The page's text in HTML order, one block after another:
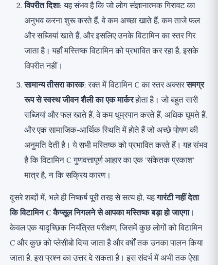
विपरीत दिशा: यह संभव है कि जो लोग संज्ञानात्मक गिरावट का
अनुभव करना शुरू करते हैं, वे कम अच्छा खाते हैं, कम ताजे फल
और सब्जियां खाते हैं, और इसलिए उनके विटामिन का स्तर गिर
जाता है। यहाँ मस्तिष्क विटामिन को प्रभावित कर रहा है, इसके
विपरीत नहीं।
सामान्य तीसरा कारक: रक्त में विटामिन C का स्तर अक्सरसमग्र
रूप से स्वस्थ जीवन शैली का एक मार्करहोता है। जो बहुत सारी
सब्जियां और फल खाते हैं, वे कम धूम्रपान करते हैं, अधिक घूमते हैं,
और एक सामाजिक-आर्थिक स्थिति में होते हैं जो अच्छे पोषण की
अनुमति देती है। ये सभी मस्तिष्क को प्रभावित करते हैं। यह संभव
है कि विटामिन C गुणवत्तापूर्ण आहार का एक 'संकेतक प्रकाश'
मात्र है, न कि सक्रिय कारण।
दूसरे शब्दों में, भले ही निष्कर्ष पूरी तरह से सत्य हो, यहगारंटी नहीं देता
कि विटामिन C कैप्सूल निगलने से आपका मस्तिष्क बड़ा हो जाएगा।
केवल एक यादृच्छिक नियंत्रित परीक्षण, जिसमें कुछ लोगों को विटामिन
C और कुछ को प्लेसीबो दिया जाता है और वर्षों तक उनका पालन किया
जाता है, इस प्रश्न का उत्तर दे सकता है। इस संदर्भ में अभी तक ऐसा